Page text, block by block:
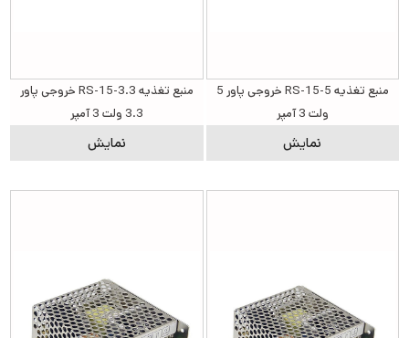
منبع تغذیه RS-15-5 خروجی پاور 5
ولت 3 آمپر
نمایش
منبع تغذیه RS-15-3.3 خروجی پاور
3.3 ولت 3 آمپر
نمایش